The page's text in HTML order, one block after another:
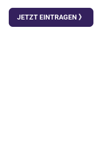
JETZT EINTRAGEN 》